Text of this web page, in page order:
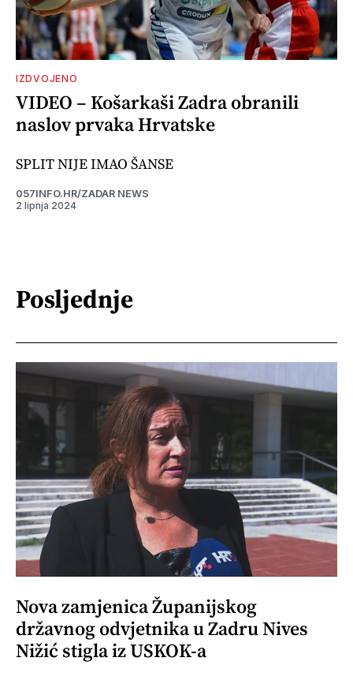
IZDVOJENO
VIDEO – Košarkaši Zadra obranili
naslov prvaka Hrvatske
SPLIT NIJE IMAO ŠANSE
057INFO.HR/ZADAR NEWS
2 lipnja 2024
Posljednje
Nova zamjenica Županijskog
državnog odvjetnika u Zadru Nives
Nižić stigla iz USKOK-a